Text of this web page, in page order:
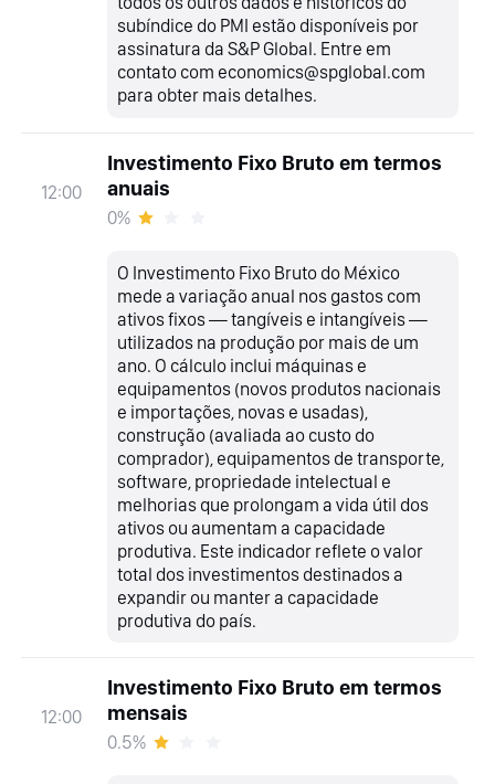
subíndice do PMI estão disponíveis por
assinatura da S&P Global. Entre em
contato com economics@spglobal.com
para obter mais detalhes.
12:00
Investimento Fixo Bruto em termos
anuais
0%
O Investimento Fixo Bruto do México
mede a variação anual nos gastos com
ativos fixos — tangíveis e intangíveis —
utilizados na produção por mais de um
ano. O cálculo inclui máquinas e
equipamentos (novos produtos nacionais
e importações, novas e usadas),
construção (avaliada ao custo do
comprador), equipamentos de transporte,
software, propriedade intelectual e
melhorias que prolongam a vida útil dos
ativos ou aumentam a capacidade
produtiva. Este indicador reflete o valor
total dos investimentos destinados a
expandir ou manter a capacidade
produtiva do país.
12:00
Investimento Fixo Bruto em termos
mensais
0.5%